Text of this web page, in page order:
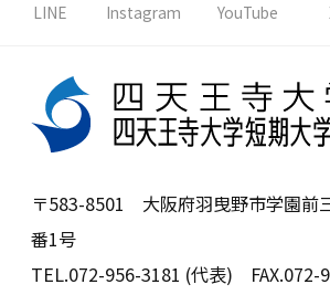
LINE Instagram YouTube
〒583-8501 大阪府羽曳野市学園前
番1号
TEL.072-956-3181 (代表) FAX.072-